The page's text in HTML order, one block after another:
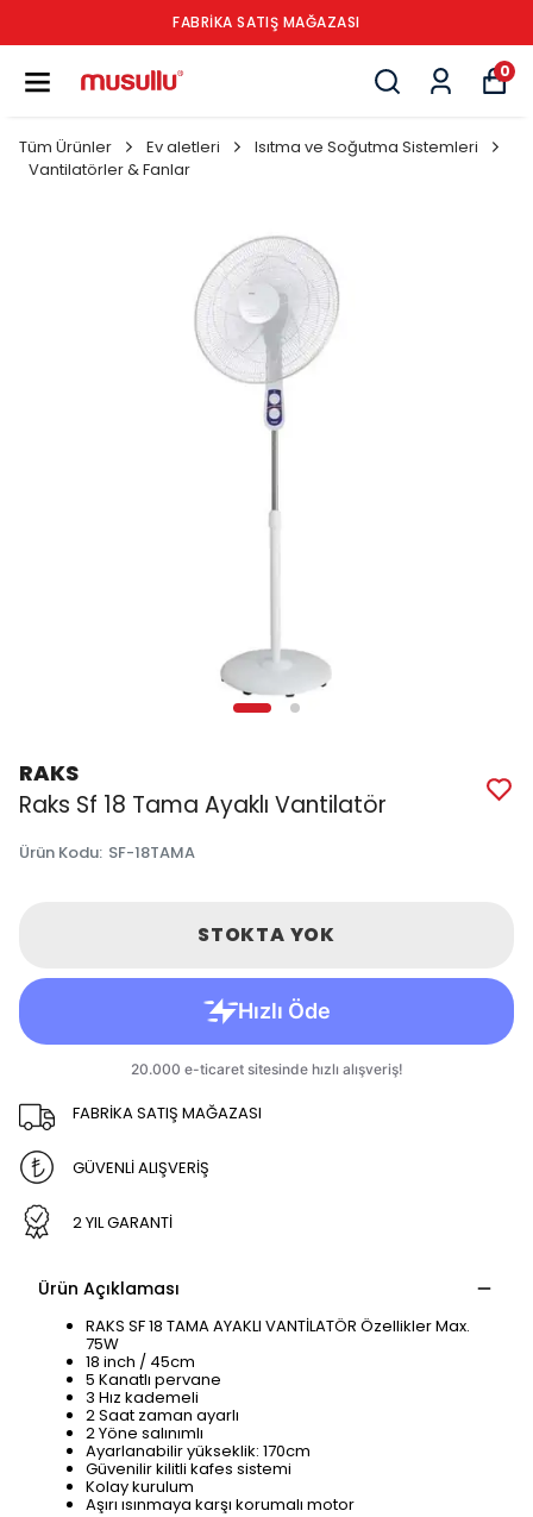
FABRİKA SATIŞ MAĞAZASI
0
Tüm Ürünler Ev aletleri
Isıtma ve Soğutma Sistemleri
Vantilatörler & Fanlar
RAKS
Raks Sf 18 Tama Ayaklı Vantilatör
Ürün Kodu: SF-18TAMA
STOKTA YOK
FABRİKA SATIŞ MAĞAZASI
GÜVENLİ ALIŞVERİŞ
2 YIL GARANTİ
Ürün Açıklaması
RAKS SF 18 TAMA AYAKLI VANTİLATÖR Özellikler Max.
75W
18 inch / 45cm
5 Kanatlı pervane
3 Hız kademeli
2 Saat zaman ayarlı
2 Yöne salınımlı
Ayarlanabilir yükseklik: 170cm
Güvenilir kilitli kafes sistemi
Kolay kurulum
Aşırı ısınmaya karşı korumalı motor